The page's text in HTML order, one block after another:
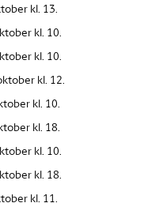
kl. 13.
kl. 10.
kl. 10.
kl. 12.
kl. 10.
kl. 18.
kl. 10.
kl. 18.
kl. 11.